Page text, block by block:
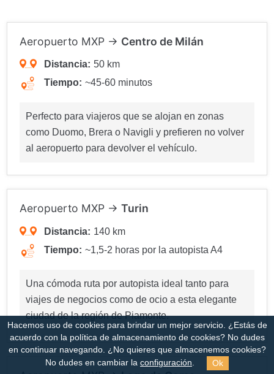
Aeropuerto MXP → Centro de Milán
Distancia: 50 km
Tiempo: ~45-60 minutos
Perfecto para viajeros que se alojan en zonas
como Duomo, Brera o Navigli y prefieren no volver
al aeropuerto para devolver el vehículo.
Aeropuerto MXP → Turin
Distancia: 140 km
Tiempo: ~1,5-2 horas por la autopista A4
Una cómoda ruta por autopista ideal tanto para
viajes de negocios como de ocio a esta elegante
ciudad de la región de Piamonte.
Hacemos uso de cookies para brindar un mejor servicio. ¿Estás de
acuerdo con la política de almacenamiento de cookies? No dudes
en continuar navegando. ¿No quieres que almacenemos cookies?
No dudes en cambiar la configuración. Ok